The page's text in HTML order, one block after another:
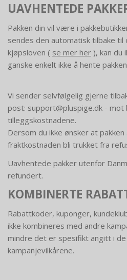
UAVHENTEDE
Pakken din vil være i
sendes den automatisk tilbake til
kjøpsloven ( se mer her ), kan du
ganske enkelt ikke å hente
Vi sender selvfølgelig gjerne
post: support@pluspige.dk - mot
tilleggskostnadene.
Dersom du ikke ønsker at
fraktkostnaden bli trukket fra
Uavhentede pakker utenfor
refundert.
KOMBINERTE
Rabattkoder, kuponger,
ikke kombineres med andre
mindre det er spesifikt angitt i de
kampanjevilkårene.